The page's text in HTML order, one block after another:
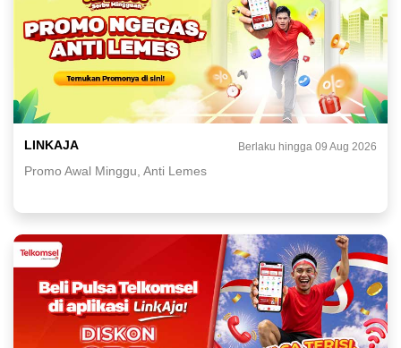
LINKAJA Berlaku hingga 09 Aug 2026
Promo Awal Minggu, Anti Lemes